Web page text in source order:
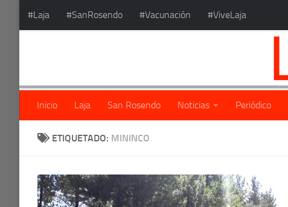
Saltar al contenido
#Laja #SanRosendo #Vacunación #ViveLaja
Inicio Laja San Rosendo Noticias Periódico
ETIQUETADO: MININCO